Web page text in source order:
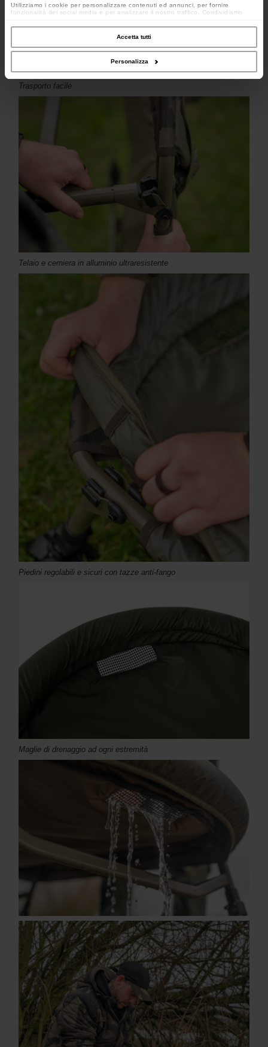
Utilizziamo i cookie per personalizzare contenuti ed annunci, per fornire
funzionalità dei social media e per analizzare il nostro traffico. Condividiamo
occupano di analisi dei dati web, pubblicità e social media, i quali potrebbero
combinarle con altre informazioni che hai fornito loro o che hanno raccolto dal
Accetta tutti
Personalizza
Trasporto facile
Telaio e cerniera in alluminio ultraresistente
Piedini regolabili e sicuri con tazze anti-fango
Maglie di drenaggio ad ogni estremità